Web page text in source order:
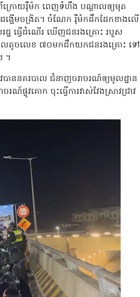
ោយរ៉ឺម៉ក ពេញទំហឹង បណ្ដាលឲ្យមុត
ហើមចង្រិត។ ចំណែក រ៉ឺម៉កដឹកដែកខាងលើ
ដ្ឋ ធ្វើដំណើរ ឃើញជនរងគ្រោះ របួស
ងពលតូចលេខ ៧០មកដឹកយកជនរងគ្រោះ ទៅ
។
ាននគរបាល ជំនាញចរាចរណ៍ឲ្យមូលដ្ឋាន
ផ្លូវគោក ចុះធ្វើការវាស់វែងស្រាវជ្រាវ